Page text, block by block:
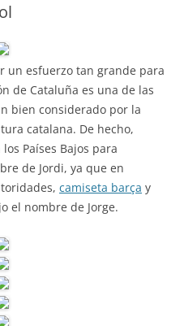
un esfuerzo tan grande para
de Cataluña es una de las
bien considerado por la
catalana. De hecho,
Países Bajos para
de Jordi, ya que en
camiseta barça y
el nombre de Jorge.